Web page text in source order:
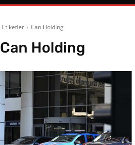
Etiketler Can Holding
Can Holding